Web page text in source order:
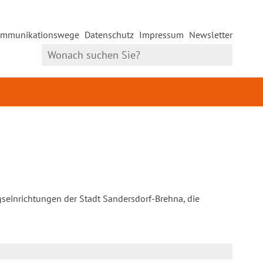
Datenschutz Impressum Newsletter
der Stadt Sandersdorf-Brehna, die